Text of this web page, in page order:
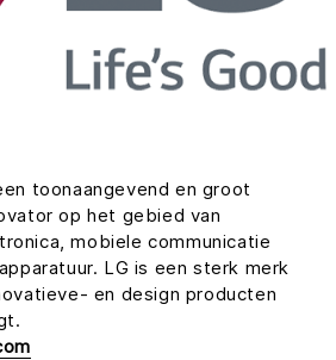
toonaangevend en groot
op het gebied van
mobiele communicatie
LG is een sterk merk
en design producten